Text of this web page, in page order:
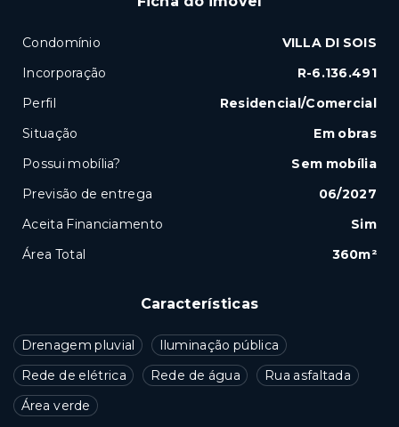
Características
Drenagem pluvial
Iluminação pública
Rede de elétrica
Rede de água
Rua asfaltada
Área verde
Condomínio
VILLA DI SOIS
Incorporação
R-6.136.491
Perfil
Residencial/Comercial
Situação
Em obras
Possui mobília?
Sem mobília
Previsão de entrega
06/2027
Aceita Financiamento
Sim
Área Total
360m²